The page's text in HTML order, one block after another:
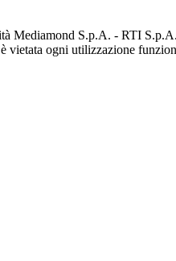
S.p.A. - RTI
vietata ogni utilizzazione